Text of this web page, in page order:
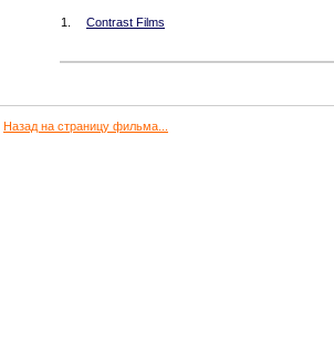
1. Contrast Films
Назад на страницу фильма...